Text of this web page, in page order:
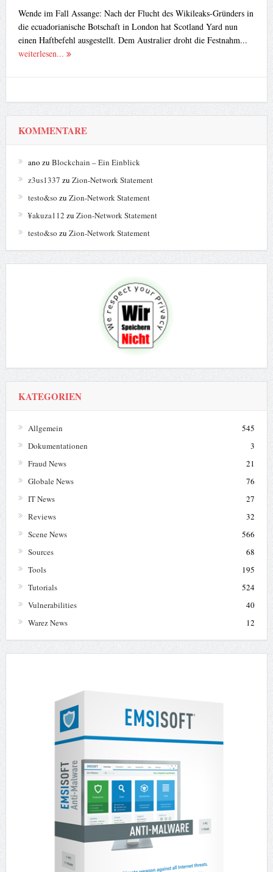
Wende im Fall Assange: Nach der Flucht des Wikileaks-Gründers in
die ecuadorianische Botschaft in London hat Scotland Yard nun
einen Haftbefehl ausgestellt. Dem Australier droht die Festnahm...
weiterlesen...
KOMMENTARE
ano zu Blockchain – Ein Einblick
z3us1337 zu Zion-Network Statement
testo&so zu Zion-Network Statement
¥akuza112 zu Zion-Network Statement
testo&so zu Zion-Network Statement
KATEGORIEN
Allgemein
545
Dokumentationen
3
Fraud News
21
Globale News
76
IT News
27
Reviews
32
Scene News
566
Sources
68
Tools
195
Tutorials
524
Vulnerabilities
40
Warez News
12